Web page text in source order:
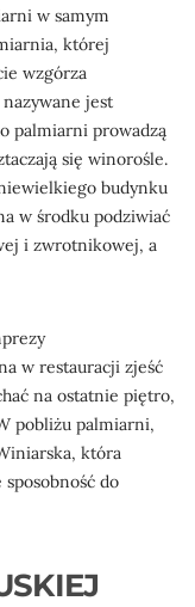
w samym
której
wzgórza
jest
palmiarni prowadzą
się winorośle.
budynku
w środku podziwiać
i zwrotnikowej, a
w restauracji zjeść
na ostatnie piętro,
pobliżu palmiarni,
która
do